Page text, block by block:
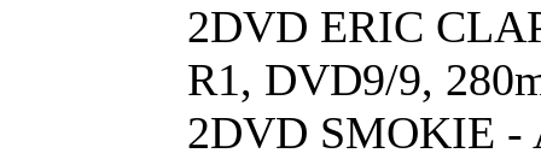
2DVD ERIC
R1, DVD9/9,
2DVD SMOKIE -